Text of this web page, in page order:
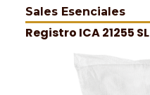
Sales Esenciales
Registro ICA 21255 SL